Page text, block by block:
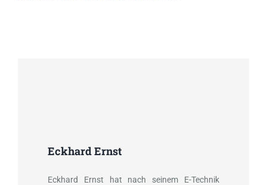
Eckhard Ernst
Eckhard Ernst hat nach seinem E-Technik